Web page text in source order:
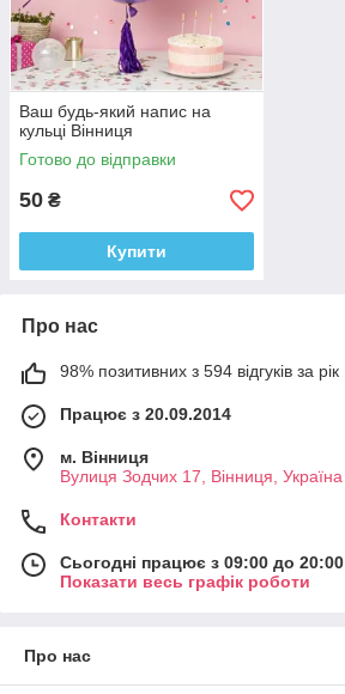
Ваш будь-який напис на
кульці Вінниця
Готово до відправки
50 ₴
Купити
Про нас
98% позитивних з 594 відгуків за рік
Працює з 20.09.2014
м. Вінниця
Вулиця Зодчих 17, Вінниця, Україна
Контакти
Сьогодні працює з 09:00 до 20:00
Показати весь графік роботи
Про нас